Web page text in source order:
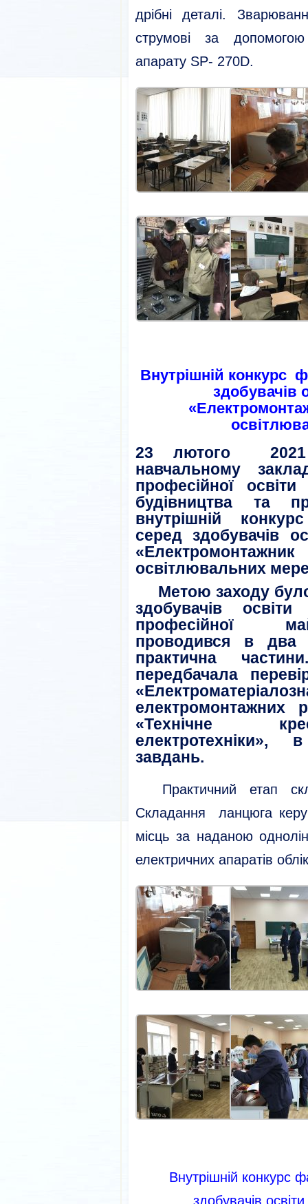
дрібні деталі.
струмові за допомогою
апарату SP- 270D.
Внутрішній конкурс
здобувачів
23 лютого 2021
навчальному
професійної освіти
будівництва та
внутрішній
серед здобувачів
освітлювальних
Метою заходу
здобувачів
професійної
проводився в два
практична
передбачала
електромонтажних
«Технічне
електротехніки»,
завдань.
Практичний етап
Складання ланцюга
місць за наданою
електричних апаратів
Внутрішній конкурс
здобувачів